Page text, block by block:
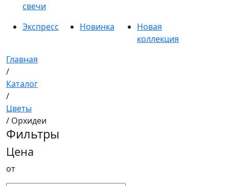
свечи
Экспресс
Новинка
Новая
коллекция
Главная
/
Каталог
/
Цветы
/ Орхидеи
Фильтры
Цена
от